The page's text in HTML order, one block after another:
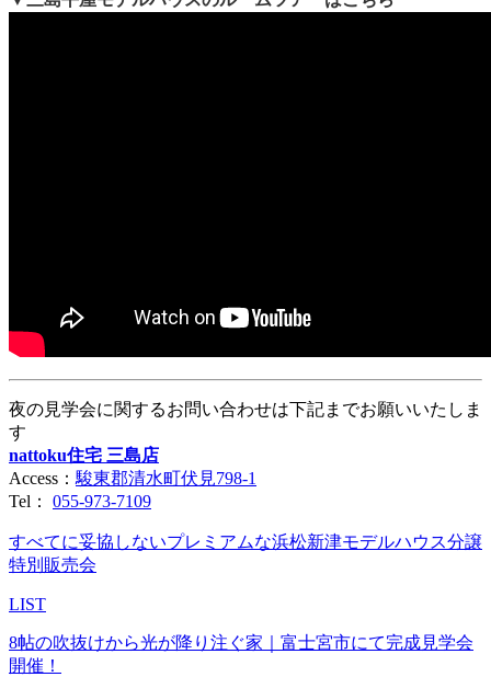
夜の見学会に関するお問い合わせは下記までお願いいたしま
す
nattoku住宅 三島店
Access： 駿東郡清水町伏見798-1
Tel： 055-973-7109
すべてに妥協しないプレミアムな浜松新津モデルハウス分譲
特別販売会
LIST
8帖の吹抜けから光が降り注ぐ家｜富士宮市にて完成見学会
開催！